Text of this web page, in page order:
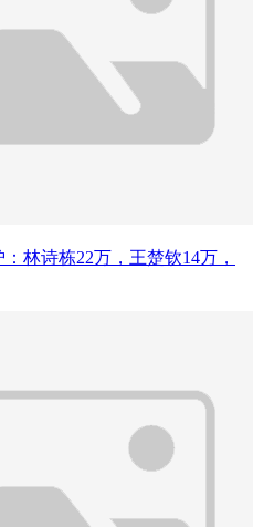
林诗栋22万，王楚钦14万，